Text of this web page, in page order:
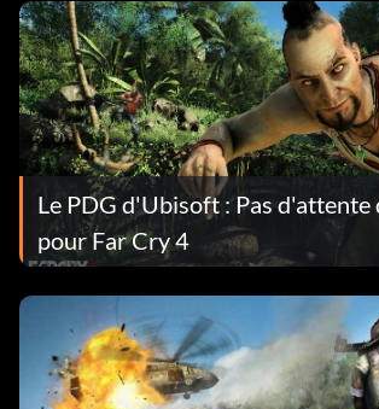
Le PDG d'Ubisoft : Pas d'attente
pour Far Cry 4